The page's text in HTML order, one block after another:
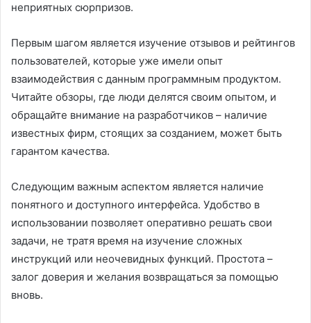
неприятных сюрпризов.
Первым шагом является изучение отзывов и рейтингов
пользователей, которые уже имели опыт
взаимодействия с данным программным продуктом.
Читайте обзоры, где люди делятся своим опытом, и
обращайте внимание на разработчиков – наличие
известных фирм, стоящих за созданием, может быть
гарантом качества.
Следующим важным аспектом является наличие
понятного и доступного интерфейса. Удобство в
использовании позволяет оперативно решать свои
задачи, не тратя время на изучение сложных
инструкций или неочевидных функций. Простота –
залог доверия и желания возвращаться за помощью
вновь.